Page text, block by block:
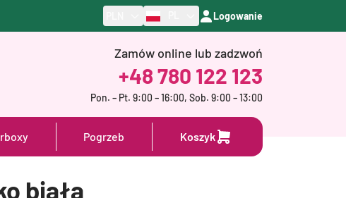
Logowanie
Zamów online lub zadzwoń
+48 780 122 123
Pon. – Pt. 9:00 – 16:00, Sob. 9:00 – 13:00
Pogrzeb Koszyk
biała